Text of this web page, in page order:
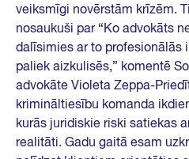
veiksmīgi novērstām krīzēm.
nosaukuši par “Ko advokāts
dalīsimies ar to profesionālās
paliek aizkulisēs,” komentē
advokāte Violeta Zeppa-
krimināltiesību komanda
kurās juridiskie riski satiekas
realitāti. Gadu gaitā esam